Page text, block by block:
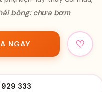
bóng: chưa bơm
NGAY ♡
929 333